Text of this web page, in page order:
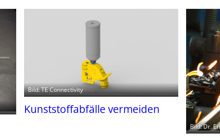
Bild: TE Connectivity
Kunststoffabfälle vermeiden
Bild: Dr.